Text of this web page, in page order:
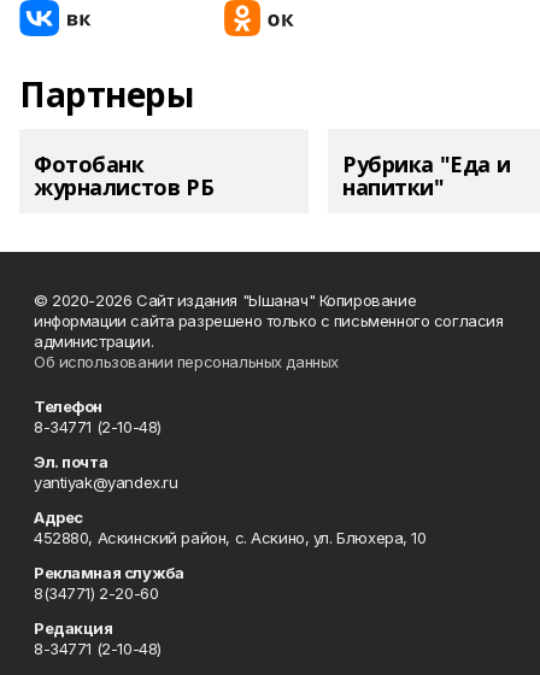
Партнеры
Фотобанк
журналистов РБ
Рубрика "Еда и
напитки"
© 2020-2026 Сайт издания "Ышанач" Копирование
информации сайта разрешено только с письменного согласия
администрации.
Об использовании персональных данных
Телефон
8-34771 (2-10-48)
Эл. почта
yantiyak@yandex.ru
Адрес
452880, Аскинский район, с. Аскино, ул. Блюхера, 10
Рекламная служба
8(34771) 2-20-60
Редакция
8-34771 (2-10-48)